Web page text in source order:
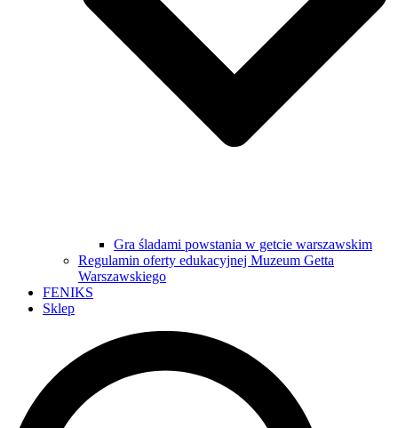
Gra śladami powstania w getcie warszawskim
Regulamin oferty edukacyjnej Muzeum Getta
Warszawskiego
FENIKS
Sklep